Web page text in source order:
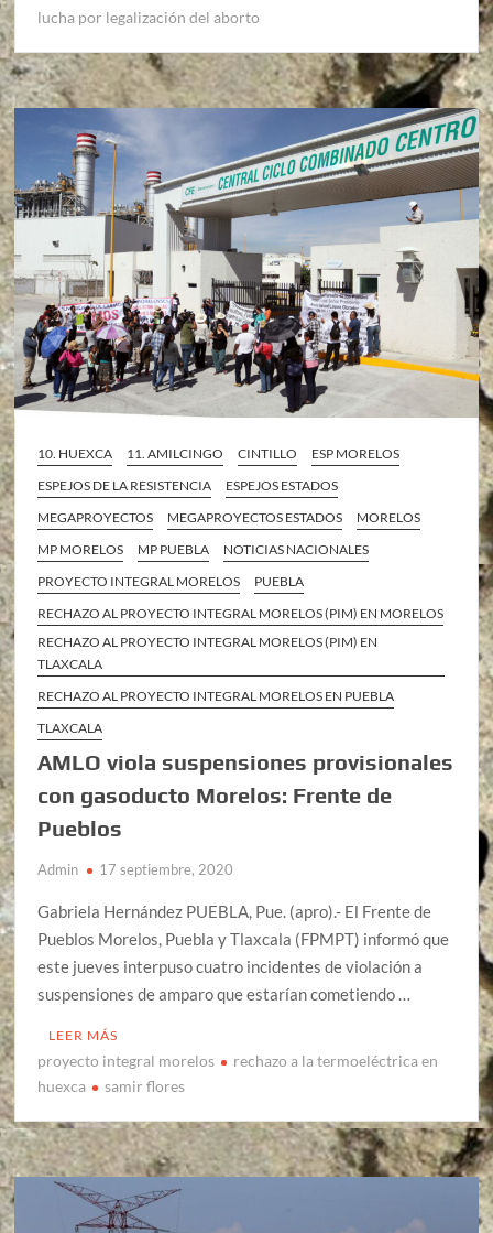
lucha por legalización del aborto
10. HUEXCA 11. AMILCINGO CINTILLO
ESP MORELOS
ESPEJOS DE LA RESISTENCIA
ESPEJOS ESTADOS
MEGAPROYECTOS
MEGAPROYECTOS ESTADOS
MORELOS
MP MORELOS
MP PUEBLA
NOTICIAS NACIONALES
PROYECTO INTEGRAL MORELOS
PUEBLA
RECHAZO AL PROYECTO INTEGRAL MORELOS (PIM) EN MORELOS
RECHAZO AL PROYECTO INTEGRAL MORELOS (PIM) EN
TLAXCALA
RECHAZO AL PROYECTO INTEGRAL MORELOS EN PUEBLA
TLAXCALA
AMLO viola suspensiones provisionales
con gasoducto Morelos: Frente de
Pueblos
Admin 17 septiembre, 2020
Gabriela Hernández PUEBLA, Pue. (apro).- El Frente de
Pueblos Morelos, Puebla y Tlaxcala (FPMPT) informó que
este jueves interpuso cuatro incidentes de violación a
suspensiones de amparo que estarían cometiendo …
LEER MÁS
proyecto integral morelos
rechazo a la termoeléctrica en
huexca
samir flores